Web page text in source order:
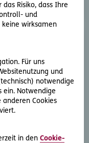
Risiko, dass Ihre
und
wirksamen
Für uns
und
notwendige
ein. Notwendige
Cookies
in den Cookie-
gegnerische Partei